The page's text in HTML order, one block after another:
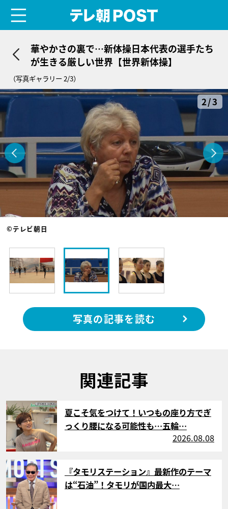
華やかさの裏で…新体操日本代表の選手たち
が生きる厳しい世界【世界新体操】
（写真ギャラリー 2/3）
2/3
©テレビ朝日
写真の記事を読む
関連記事
サムネイル
夏こそ気をつけて！いつもの座り方でぎ
っくり腰になる可能性も…五輪…
2026.08.08
サムネイル
『タモリステーション』最新作のテーマ
は“石油”！タモリが国内最大…